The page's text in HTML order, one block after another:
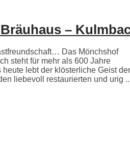
–
Das Mönchshof
steht für mehr als 600 Jahre
heute lebt der klösterliche Geist der
liebevoll restaurierten und urig